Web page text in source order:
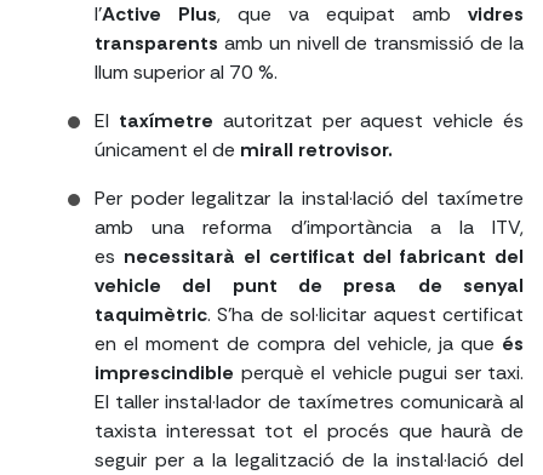
l’Active Plus, que va equipat amb vidres
transparents amb un nivell de transmissió de la
llum superior al 70 %.
El taxímetre autoritzat per aquest vehicle és
únicament el de mirall retrovisor.
Per poder legalitzar la instal·lació del taxímetre
amb una reforma d’importància a la ITV,
es necessitarà el certificat del fabricant del
vehicle del punt de presa de senyal
taquimètric. S'ha de sol·licitar aquest certificat
en el moment de compra del vehicle, ja que és
imprescindible perquè el vehicle pugui ser taxi.
El taller instal·lador de taxímetres comunicarà al
taxista interessat tot el procés que haurà de
seguir per a la legalització de la instal·lació del